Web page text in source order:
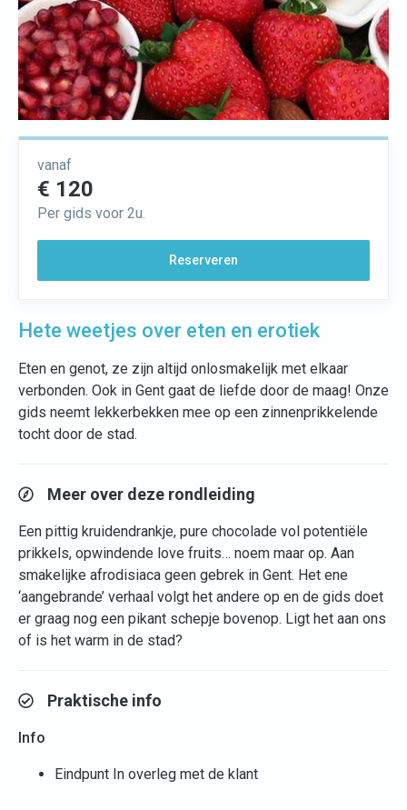
vanaf
€ 120
Per gids voor 2u.
Reserveren
Hete weetjes over eten en erotiek
Eten en genot, ze zijn altijd onlosmakelijk met elkaar
verbonden. Ook in Gent gaat de liefde door de maag! Onze
gids neemt lekkerbekken mee op een zinnenprikkelende
tocht door de stad.
Meer over deze rondleiding
Een pittig kruidendrankje, pure chocolade vol potentiële
prikkels, opwindende love fruits… noem maar op. Aan
smakelijke afrodisiaca geen gebrek in Gent. Het ene
‘aangebrande’ verhaal volgt het andere op en de gids doet
er graag nog een pikant schepje bovenop. Ligt het aan ons
of is het warm in de stad?
Praktische info
Info
Eindpunt In overleg met de klant